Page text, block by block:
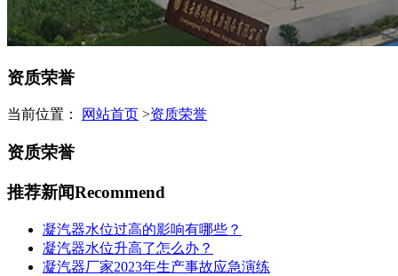
资质荣誉
当前位置： 网站首页 >资质荣誉
资质荣誉
推荐新闻Recommend
凝汽器水位过高的影响有哪些？
凝汽器水位升高了怎么办？
凝汽器厂家2023年生产事故应急演练